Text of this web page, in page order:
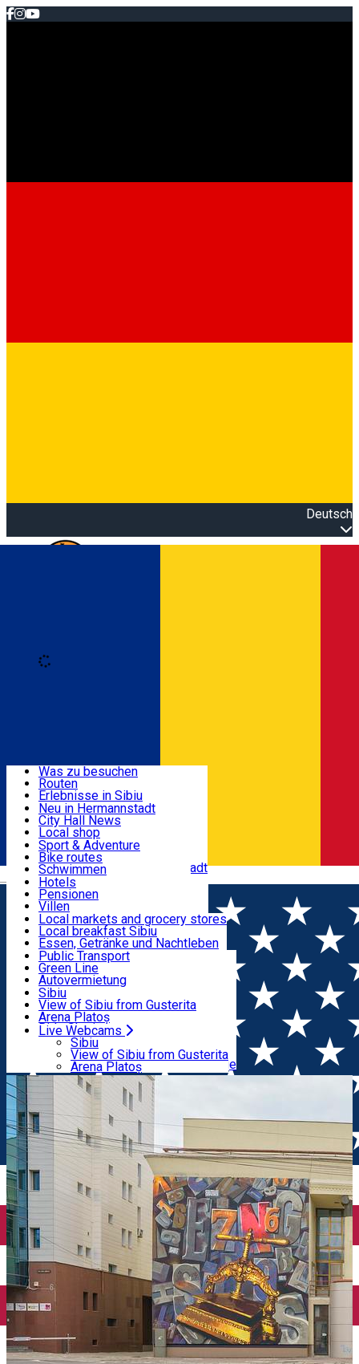
Deutsch
Română
Nützliche informationen
Aktivitäten & Abenteuer
Unterkunft
Essen, Getränke & Nachtleben
Transport & Parken
Live Webcams
Was zu besuchen
Routen
Erlebnisse in Sibiu
Podcast
Kultur
Museen
Kirchen
Parks, Zoo
Im Umkreis von Hermannstadt
Neu in Hermannstadt
City Hall News
Local shop
Sibiu Handwerker
Sibiul Verde
Public services
Bildung
Wie komme ich nach Sibiu?
Touristeninfo
Reiseführer
Guided tours
Local publication
Schönheitssalon
Sport & Adventure
Bike routes
Schwimmen
Reiten
Fitnessstudio
Loc de joacă indoor
Loc de joacă outdoor
Ski
Eislaufen
Yoga
Hotels
Pensionen
Villen
Hostels
Motels
Camping
Zimmer zu vermieten
Wohnungen
Unterkunft außerhalb von Sibiu
Local markets and grocery stores
Local breakfast Sibiu
Essen, Getränke und Nachtleben
Pizza
Fast Food
Kaffeestube
Konditorei
Pub, Bar
Nachtclubs
Bäckerei
Public Transport
Green Line
Autovermietung
Fahrad verleih
Scooter rentals
Taxi
Ride Sharing
Park-Tickets
Parkplätze
Ladestationen für Elektrofahrzeuge
Sibiu
View of Sibiu from Gusterita
Arena Platoș
Live Webcams
Sibiu
View of Sibiu from Gusterita
Arena Platoș
Home Street art
Street Art Spot: Facultatea de
Inginerie, ULBS